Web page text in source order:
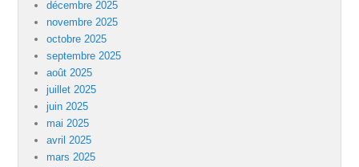
décembre 2025
novembre 2025
octobre 2025
septembre 2025
août 2025
juillet 2025
juin 2025
mai 2025
avril 2025
mars 2025